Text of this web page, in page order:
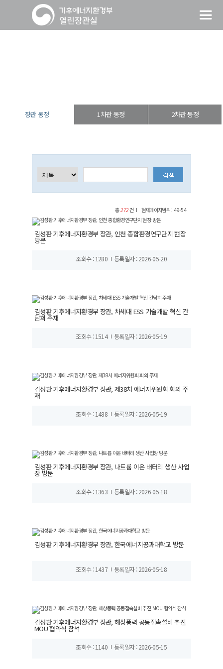
장관 동정 1차관 동정 2차관 동정
총272건 현재페이지범위 : 49-54
김성환 기후에너지환경부 장관, 인천 종합환경연구단지 현장
방문
조회수 : 1280 등록일자 : 2026-05-20
김성환 기후에너지환경부 장관, 차세대 ESS 기술개발 혁신 간
담회 주재
조회수 : 1514 등록일자 : 2026-05-19
김성환 기후에너지환경부 장관, 제38차 에너지위원회 회의 주
재
조회수 : 1488 등록일자 : 2026-05-19
김성환 기후에너지환경부 장관, 나트륨 이온 배터리 생산 사업
장 방문
조회수 : 1363 등록일자 : 2026-05-18
김성환 기후에너지환경부 장관, 한국에너지공과대학교 방문
조회수 : 1437 등록일자 : 2026-05-18
김성환 기후에너지환경부 장관, 해상풍력 공동접속설비 추진
MOU 협약식 참석
조회수 : 1140 등록일자 : 2026-05-15